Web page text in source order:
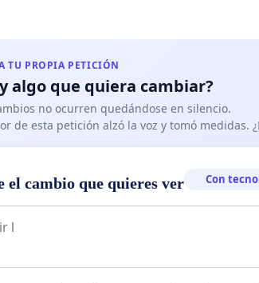
TU PROPIA PETICIÓN
algo que quiera cambiar?
no ocurren quedándose en silencio.
de esta petición alzó la voz y tomó medidas.
el cambio que quieres ver Con